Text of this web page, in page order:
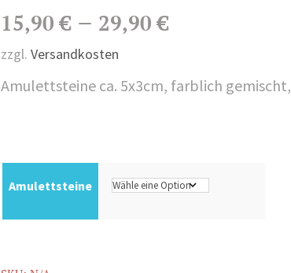
15,90€ – 29,90€
zzgl.Versandkosten
Amulettsteine ca. 5x3cm, farblich gemischt,
Amulettsteine